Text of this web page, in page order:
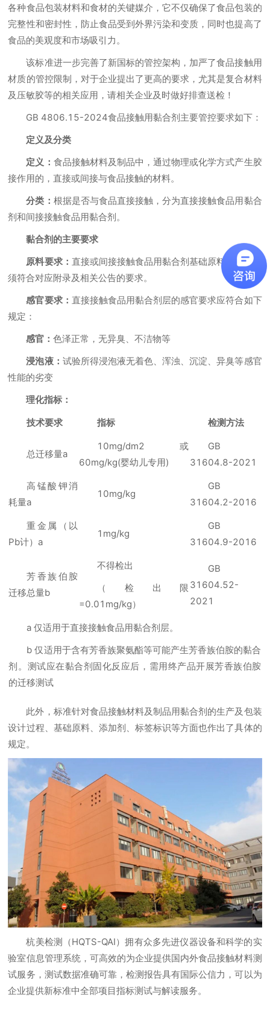
各种食品包装材料和食材的关键媒介，它不仅确保了食品包装的
完整性和密封性，防止食品受到外界污染和变质，同时也提高了
食品的美观度和市场吸引力。
该标准进一步完善了新国标的管控架构，加严了食品接触用
材质的管控限制，对于企业提出了更高的要求，尤其是复合材料
及压敏胶等的相关应用，请相关企业及时做好排查送检！
GB 4806.15-2024食品接触用黏合剂主要管控要求如下：
定义及分类
定义： 食品接触材料及制品中，通过物理或化学方式产生胶
接作用的，直接或间接与食品接触的材料。
分类： 根据是否与食品直接接触，分为直接接触食品用黏合
剂和间接接触食品用黏合剂。
黏合剂的主要要求
原料要求： 直接或间接接触食品用黏合剂基础原料和添加剂
须符合对应附录及相关公告的要求。
感官要求： 直接接触食品用黏合剂层的感官要求应符合如下
规定：
感官：色泽正常，无异臭、不洁物等
浸泡液： 试验所得浸泡液无着色、浑浊、沉淀、异臭等感官
性能的劣变
理化指标：
技术要求
指标 检测方法
总迁移量a
10mg/dm2或
60mg/kg(婴幼儿专用)
GB
31604.8-2021
高锰酸钾消
耗量a
10mg/kg
GB
31604.2-2016
重金属（以
Pb计）a
1mg/kg
GB
31604.9-2016
芳香族伯胺
迁移总量b
不得检出
（检出限
=0.01mg/kg）
GB
31604.52-
2021
a 仅适用于直接接触食品用黏合剂层。
b 仅适用于含有芳香族聚氨酯等可能产生芳香族伯胺的黏合
剂。测试应在黏合剂固化反应后，需用终产品开展芳香族伯胺
的迁移测试
此外，标准针对食品接触材料及制品用黏合剂的生产及包装
设计过程、基础原料、添加剂、标签标识等方面也作出了具体的
规定。
杭美检测（HQTS-QAI）拥有众多先进仪器设备和科学的实
验室信息管理系统，可高效的为企业提供国内外食品接触材料测
试服务，测试数据准确可靠，检测报告具有国际公信力，可以为
企业提供新标准中全部项目指标测试与解读服务。